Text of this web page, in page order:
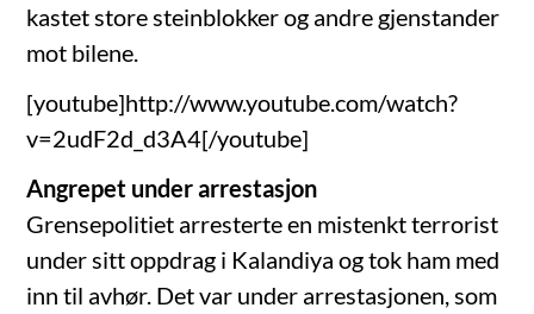
kastet store steinblokker og andre gjenstander
mot bilene.
[youtube]http://www.youtube.com/watch?
v=2udF2d_d3A4[/youtube]
Angrepet under arrestasjon
Grensepolitiet arresterte en mistenkt terrorist
under sitt oppdrag i Kalandiya og tok ham med
inn til avhør. Det var under arrestasjonen, som